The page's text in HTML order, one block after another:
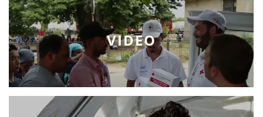
ORGANIZIMI DHE ZHVILLIMI
BORDI DREJTUES
KUVENDI
STRUKTURA DHE STRUKTURA ORGANIZATIVE
VIDEO